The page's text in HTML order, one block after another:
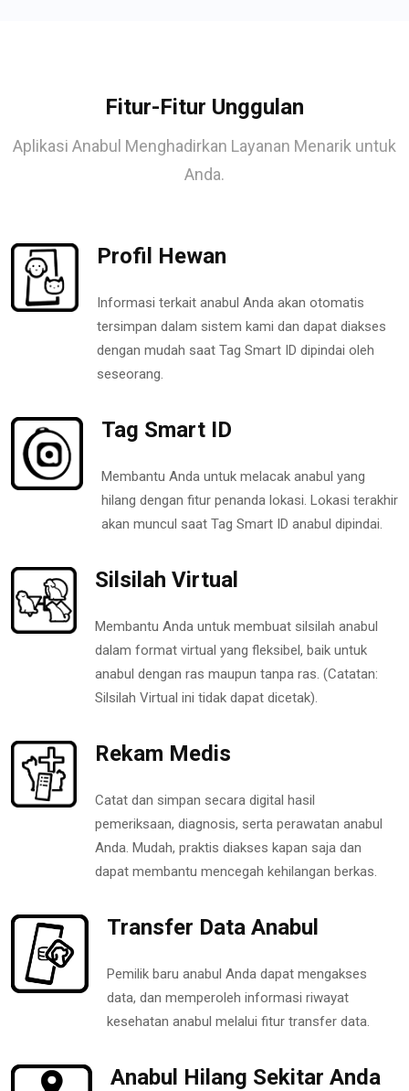
Fitur-Fitur Unggulan
Aplikasi Anabul Menghadirkan Layanan Menarik untuk
Anda.
Profil Hewan
Informasi terkait anabul Anda akan otomatis
tersimpan dalam sistem kami dan dapat diakses
dengan mudah saat Tag Smart ID dipindai oleh
seseorang.
Tag Smart ID
Membantu Anda untuk melacak anabul yang
hilang dengan fitur penanda lokasi. Lokasi terakhir
akan muncul saat Tag Smart ID anabul dipindai.
Silsilah Virtual
Membantu Anda untuk membuat silsilah anabul
dalam format virtual yang fleksibel, baik untuk
anabul dengan ras maupun tanpa ras. (Catatan:
Silsilah Virtual ini tidak dapat dicetak).
Rekam Medis
Catat dan simpan secara digital hasil
pemeriksaan, diagnosis, serta perawatan anabul
Anda. Mudah, praktis diakses kapan saja dan
dapat membantu mencegah kehilangan berkas.
Transfer Data Anabul
Pemilik baru anabul Anda dapat mengakses
data, dan memperoleh informasi riwayat
kesehatan anabul melalui fitur transfer data.
Anabul Hilang Sekitar Anda